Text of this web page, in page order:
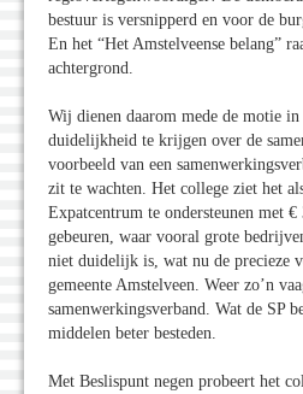
bestuur is versnipperd en voor de
En het “Het Amstelveense belang”
achtergrond.
Wij dienen daarom mede de motie
duidelijkheid te krijgen over de
voorbeeld van een
zit te wachten. Het college ziet het
Expatcentrum te ondersteunen met
gebeuren, waar vooral grote
niet duidelijk is, wat nu de precieze
gemeente Amstelveen. Weer zo’n
samenwerkingsverband. Wat de SP
middelen beter besteden.
Met Beslispunt negen probeert het